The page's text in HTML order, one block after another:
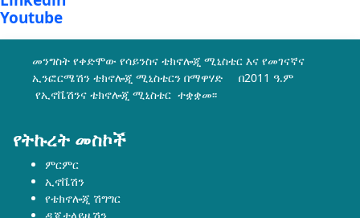
Youtube
መንግስት የቀድሞው የሳይንስና ቴክኖሎጂ ሚኒስቴር እና የመገናኛና
ኢንፎርሜሽን ቴክኖሎጂ ሚኒስቴርን በማዋሃድ በ2011 ዓ.ም
የኢኖቬሽንና ቴክኖሎጂ ሚኒስቴር ተቋቋመ፡፡
የትኩረት መስኮች
ምርምር
ኢኖቬሽን
የቴክኖሎጂ ሽግግር